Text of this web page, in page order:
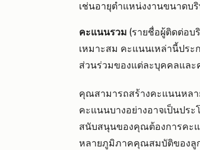
เช่นอายุตำแหน่งงานขนาดบ
คะแนนรวม (รายชื่อผู้ติดต่อ
เหมาะสม คะแนนเหล่านี้ปร
ส่วนร่วมของแต่ละบุคคลแล
คุณสามารถสร้างคะแนนหล
คะแนนบางอย่างอาจเป็นปร
สนับสนุนของคุณต้องการคะ
หลายภูมิภาคคุณสมบัติของลู